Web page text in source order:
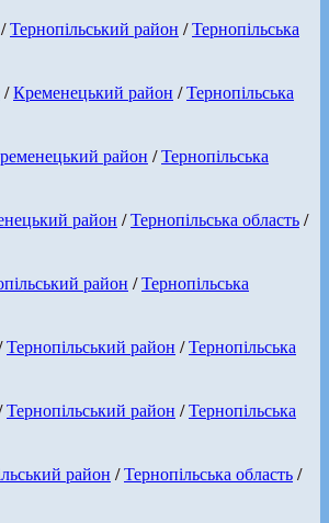
/Тернопільський район /Тернопільська
/Кременецький район /Тернопільська
район /Тернопільська
район /Тернопільська область/
район /Тернопільська
Тернопільський район /Тернопільська
Тернопільський район /Тернопільська
район /Тернопільська область/